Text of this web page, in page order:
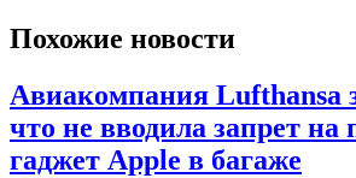
Похожие новости
Авиакомпания Lufthansa
что не вводила запрет
гаджет Apple в багаже